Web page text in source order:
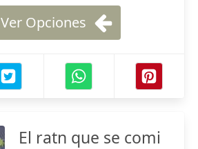
Ver Opciones
El ratn que se comi